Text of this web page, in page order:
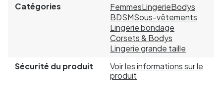
Catégories
FemmesLingerieBodys
BDSMSous-vêtements
Lingerie bondage
Corsets & Bodys
Lingerie grande taille
Sécurité du produit
Voir les informations sur le
produit